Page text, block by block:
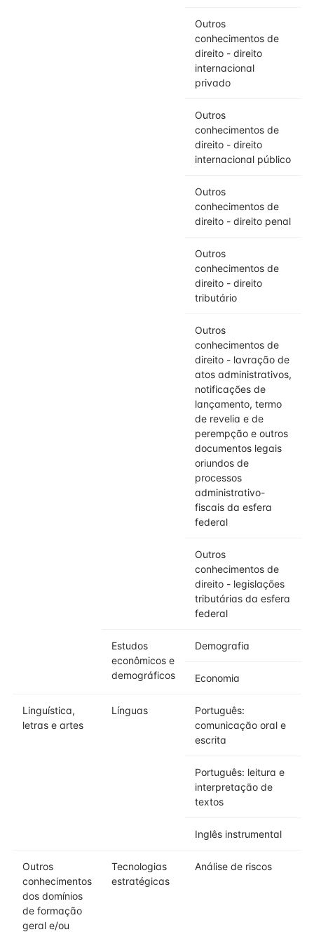
Outros
conhecimentos de
direito - direito
internacional
privado
Outros
conhecimentos de
direito - direito
internacional público
Outros
conhecimentos de
direito - direito penal
Outros
conhecimentos de
direito - direito
tributário
Outros
conhecimentos de
direito - lavração de
atos administrativos,
notificações de
lançamento, termo
de revelia e de
perempção e outros
documentos legais
oriundos de
processos
administrativo-
fiscais da esfera
federal
Outros
conhecimentos de
direito - legislações
tributárias da esfera
federal
Estudos
econômicos e
demográficos
Demografia
Economia
Linguística,
letras e artes
Línguas
Português:
comunicação oral e
escrita
Português: leitura e
interpretação de
textos
Inglês instrumental
Outros
conhecimentos
dos domínios
de formação
geral e/ou
Tecnologias
estratégicas
Análise de riscos